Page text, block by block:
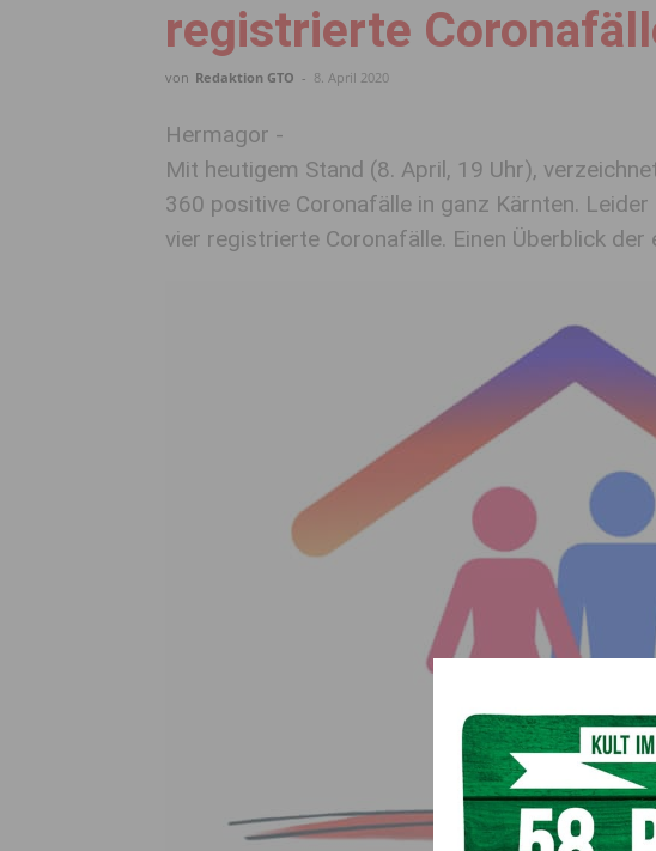
registrierte
von Redaktion GTO - 8. April 2020
Hermagor -
Mit heutigem Stand (8. April, 19 Uhr),
360 positive Coronafälle in ganz Kärnten.
vier registrierte Coronafälle. Einen Überblick der